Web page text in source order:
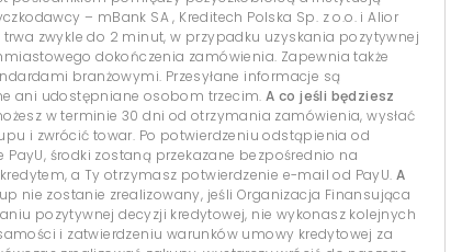
– mBank SA , Kreditech Polska Sp. z o.o. i Alior
zwykle do 2 minut, w przypadku uzyskania pozytywnej
dokończenia zamówienia. Zapewnia także
branżowymi. Przesyłane informacje są
ani udostępniane osobom trzecim. A co jeśli będziesz
w terminie 30 dni od otrzymania zamówienia, wysłać
i zwrócić towar. Po potwierdzeniu odstąpienia od
środki zostaną przekazane bezpośrednio na
a Ty otrzymasz potwierdzenie e-mail od PayU. A
nie zostanie zrealizowany, jeśli Organizacja Finansująca
pozytywnej decyzji kredytowej, nie wykonasz kolejnych
i zatwierdzeniu warunków umowy kredytowej za